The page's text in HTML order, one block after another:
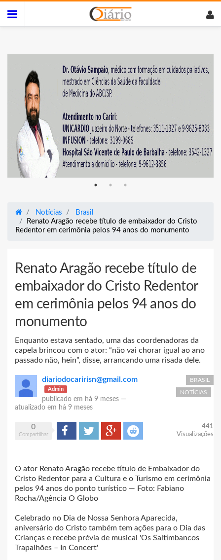
Notícias
Brasil
Renato Aragão recebe título de embaixador do Cristo
Redentor em cerimônia pelos 94 anos do monumento
Renato Aragão recebe título de
embaixador do Cristo Redentor
em cerimônia pelos 94 anos do
monumento
Enquanto estava sentado, uma das coordenadoras da
capela brincou com o ator: “não vai chorar igual ao ano
passado não, hein”, disse, arrancando uma risada dele.
diariodocaririsn@gmail.com
Admin
publicado em há 9 meses —
atualizado em há 9 meses
BRASIL
NOTÍCIAS
0
Compartilhar
Compartilhar
Tweet Google+ Reddit
441
Visualizações
O ator Renato Aragão recebe título de Embaixador do
Cristo Redentor para a Cultura e o Turismo em cerimônia
pelos 94 anos do ponto turístico — Foto: Fabiano
Rocha/Agência O Globo
Celebrado no Dia de Nossa Senhora Aparecida,
aniversário do Cristo também tem ações para o Dia das
Crianças e recebe prévia de musical 'Os Saltimbancos
Trapalhões – In Concert'